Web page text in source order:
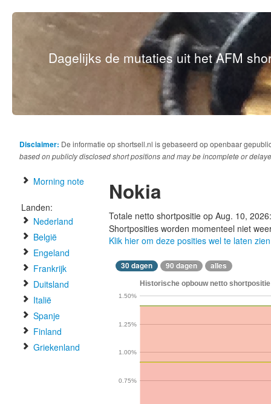
Dagelijks de mutaties uit het AFM
Disclaimer: De informatie op shortsell.nl is gebaseerd op openbaar
based on publicly disclosed short positions and may be incomplete or
Morning note
Landen:
Nederland
België
Engeland
Frankrijk
Duitsland
Italië
Spanje
Finland
Griekenland
Nokia
Totale netto shortpositie op Aug. 10,
Shortposities worden momenteel niet
Klik hier om deze posities wel te laten zien
30 dagen 90 dagen alles
Historische opbouw netto
0.75%
1.00%
1.25%
1.50%